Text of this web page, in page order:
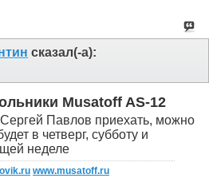
сказал(-а):
Musatoff AS-12
Павлов приехать, можно
в четверг, субботу и
неделе
www.musatoff.ru